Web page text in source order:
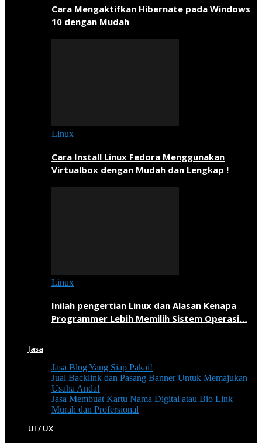
Cara Mengaktifkan Hibernate pada Windows
10 dengan Mudah
Linux
Cara Install Linux Fedora Menggunakan
Virtualbox dengan Mudah dan Lengkap !
Linux
Inilah pengertian Linux dan Alasan Kenapa
Programmer Lebih Memilih Sistem Operasi…
Jasa
Jasa Blog Yang Siap Pakai!
Jual Backlink dan Pasang Banner Untuk Memajukan
Usaha Anda!
Jasa Membuat Kartu Nama Digital atau Bio Link
Murah dan Profersional
UI / UX